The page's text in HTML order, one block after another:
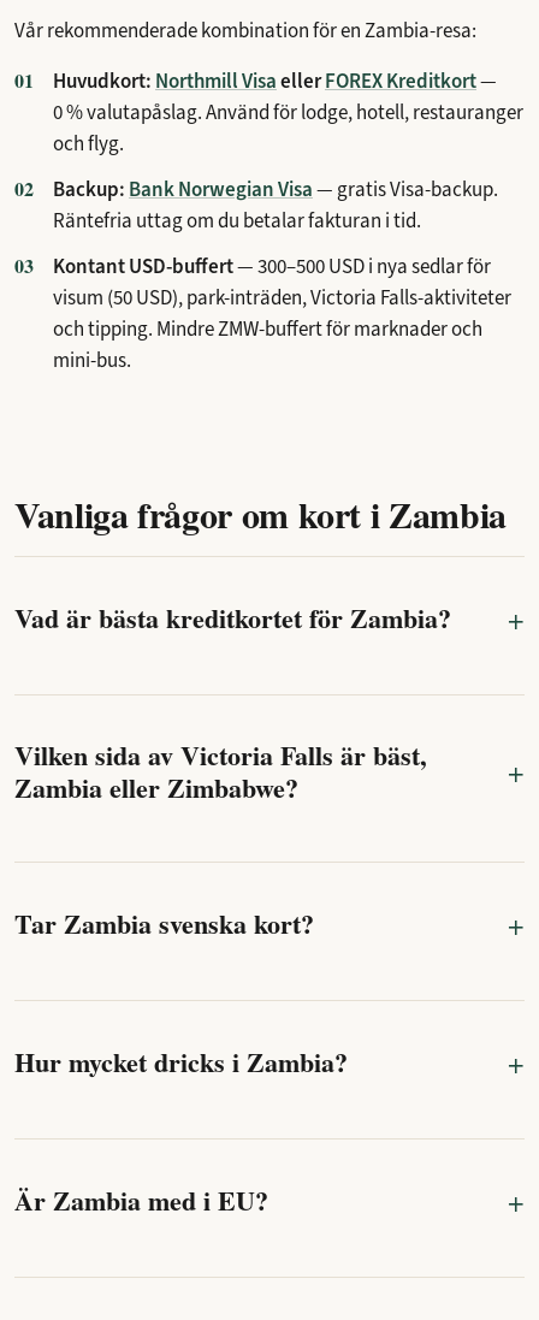
Vår rekommenderade kombination för en Zambia-resa:
Huvudkort: Northmill VisaellerFOREX Kreditkort—
0 % valutapåslag. Använd för lodge, hotell, restauranger
och flyg.
Backup: Bank Norwegian Visa— gratis Visa-backup.
Räntefria uttag om du betalar fakturan i tid.
Kontant USD-buffert— 300–500 USD i nya sedlar för
visum (50 USD), park-inträden, Victoria Falls-aktiviteter
och tipping. Mindre ZMW-buffert för marknader och
mini-bus.
Vanliga frågor om kort i Zambia
Vad är bästa kreditkortet för Zambia?
Vilken sida av Victoria Falls är bäst,
Zambia eller Zimbabwe?
Tar Zambia svenska kort?
Hur mycket dricks i Zambia?
Är Zambia med i EU?